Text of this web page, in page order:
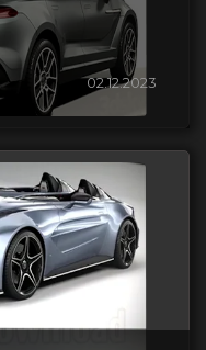
02.12.2023